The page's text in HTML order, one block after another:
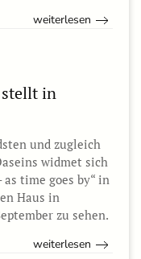
weiterlesen
stellt in
und zugleich
widmet sich
as time goes by“ in
Haus in
zu sehen.
weiterlesen